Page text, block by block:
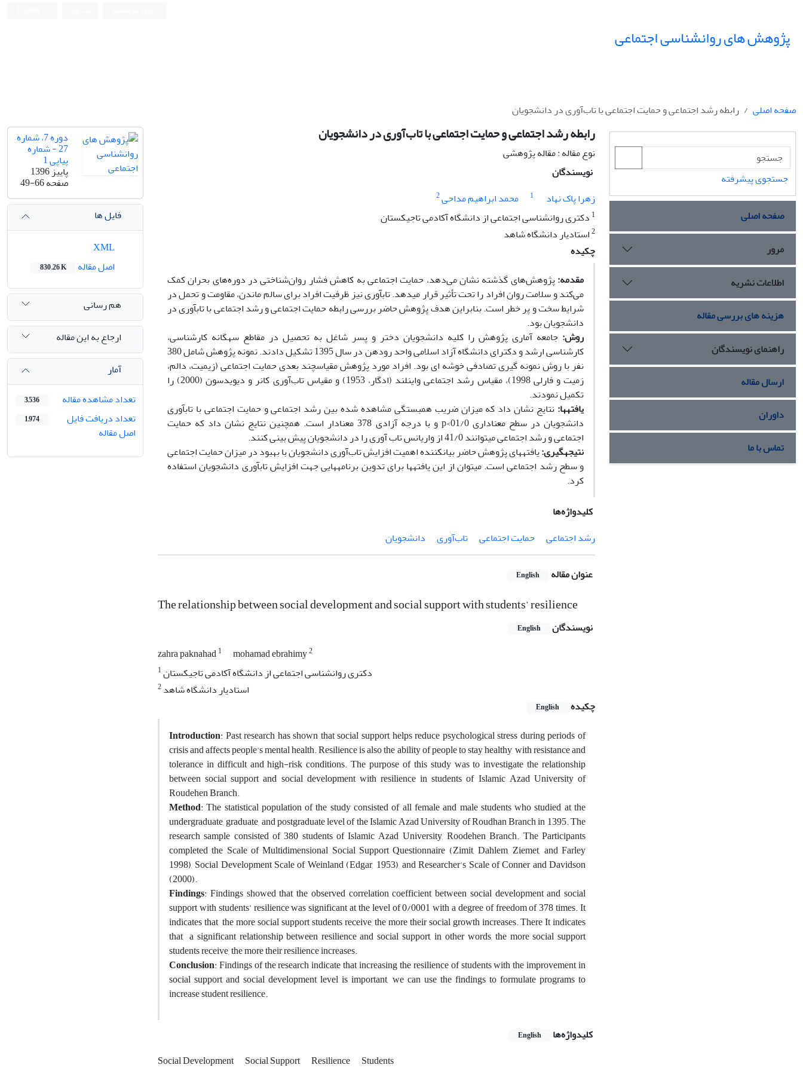
پژوهش های روانشناسی اجتماعی
صفحه اصلی رابطه رشد اجتماعی و حمایت اجتماعی با تاب‌آوری در دانشجویان
رابطه رشد اجتماعی و حمایت اجتماعی با تاب‌آوری در دانشجویان
نوع مقاله : مقاله پژوهشی
نویسندگان
زهرا پاک نهاد
1 محمد ابراهیم مداحی2
1 دکتری روانشناسی اجتماعی از دانشگاه آکادمی تاجیکستان
2استادیار دانشگاه شاهد
چکیده
مقدمه:پژوهش‌های گذشته نشان می‌دهد، حمایت اجتماعی به کاهش فشار روان‌شناختی در دوره‌های بحران کمک
می‌کند و سلامت روان افراد را تحت تأثیر قرار می­دهد. تاب­آوری نیز ظرفیت افراد برای سالم ماندن، مقاومت و تحمل در
‌شرایط سخت و پر خطر است. بنابراین هدف پژوهش حاضر بررسی رابطه حمایت اجتماعی و رشد اجتماعی با تاب­آوری در
دانشجویان بود.
روش: جامعه آماری پژوهش را کلیه دانشجویان دختر و پسر شاغل به تحصیل در مقاطع سه­گانه کارشناسی،
کارشناسی ارشد و دکترای دانشگاه آزاد اسلامی واحد رودهن در سال 1395 تشکیل دادند. نمونه پژوهش شامل 380
نفر با روش نمونه گیری تصادفی خوشه ای بود. افراد مورد پژوهش مقیاس­چند بعدی حمایت اجتماعی (زیمیت، دالم،
زمیت و فارلی 1998)، مقیاس رشد اجتماعی واینلند (ادگار، 1953) و مقیاس تاب‌آوری کانر و دیویدسون (2000) را
تکمیل نمودند.
یافته­ها: نتایج نشان داد که میزان ضریب همبستگی مشاهده شده بین رشد اجتماعی و حمایت اجتماعی با تاب­آوری
دانشجویان در سطح معناداری 01/0>p و با درجه آزادی 378 معنادار است. همچنین نتایج نشان داد که حمایت
اجتماعی و رشد اجتماعی میتوانند 41/0 از واریانس تاب آوری را در دانشجویان پیش بینی کنند.
نتیجه­گیری:یافته­های پژوهش حاضر بیان­کننده اهمیت افزایش تاب‌آوری دانشجویان با بهبود در میزان حمایت اجتماعی
و سطح رشد اجتماعی است. می­توان از این یافته­ها برای تدوین برنامه­هایی جهت افزایش تاب­آوری دانشجویان استفاده
کرد.
کلیدواژه‌ها
رشد اجتماعی
حمایت اجتماعی تاب‌آوری دانشجویان
عنوان مقاله English
The relationship between social development and social support with students’ resilience
نویسندگان English
zahra paknahad1 mohamad ebrahimy2
1دکتری روانشناسی اجتماعی از دانشگاه آکادمی تاجیکستان
2استادیار دانشگاه شاهد
چکیده
English
Introduction: Past research has shown that social support helps reduce psychological stress during periods of
crisis and affects people's mental health. Resilience is also the ability of people to stay healthy, with resistance and
tolerance in difficult and high-risk conditions. The purpose of this study was to investigate the relationship
between social support and social development with resilience in students of Islamic Azad University of
Roudehen Branch.
Method: The statistical population of the study consisted of all female and male students who studied at the
undergraduate, graduate, and postgraduate level of the Islamic Azad University of Roudhan Branch in 1395. The
research sample consisted of 380 students of Islamic Azad University, Roodehen Branch. The Participants
completed the Scale of Multidimensional Social Support Questionnaire (Zimit, Dahlem, Ziemet, and Farley
1998), Social Development Scale of Weinland (Edgar, 1953), and Researcher's Scale of Conner and Davidson
(2000).
Findings: Findings showed that the observed correlation coefficient between social development and social
support with students’ resilience was significant at the level of 0/0001 with a degree of freedom of 378 times. It
indicates that the more social support students receive, the more their social growth increases. There It indicates
that a significant relationship between resilience and social support, in other words, the more social support
students receive, the more their resilience increases.
Conclusion: Findings of the research indicate that increasing the resilience of students with the improvement in
social support and social development level is important, we can use the findings to formulate programs to
increase student resilience.
کلیدواژه‌ها English
Social Development Social Support Resilience Students
دوره 7، شماره
27 - شماره
پیاپی 1
پاییز 1396
صفحه49-66
فایل ها
اصل مقاله
830.26 K
هم رسانی
ارجاع به این مقاله
آمار
تعداد مشاهده مقاله
3,536
تعداد دریافت فایل
اصل مقاله
1,974
جستجوی پیشرفته
صفحه اصلی
مرور
اطلاعات نشریه
هزینه های بررسی مقاله
راهنمای نویسندگان
ارسال مقاله
داوران
تماس با ما